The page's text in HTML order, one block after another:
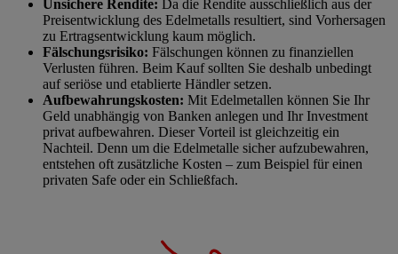
Unsichere Rendite: Da die Rendite ausschließlich aus der
Preisentwicklung des Edelmetalls resultiert, sind Vorhersagen
zu Ertragsentwicklung kaum möglich.
Fälschungsrisiko: Fälschungen können zu finanziellen
Verlusten führen. Beim Kauf sollten Sie deshalb unbedingt
auf seriöse und etablierte Händler setzen.
Aufbewahrungskosten: Mit Edelmetallen können Sie Ihr
Geld unabhängig von Banken anlegen und Ihr Investment
privat aufbewahren. Dieser Vorteil ist gleichzeitig ein
Nachteil. Denn um die Edelmetalle sicher aufzubewahren,
entstehen oft zusätzliche Kosten – zum Beispiel für einen
privaten Safe oder ein Schließfach.